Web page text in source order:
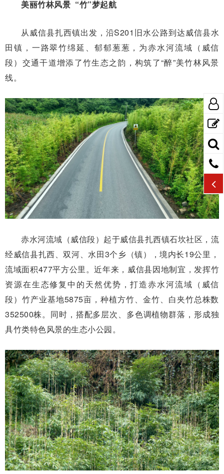
美丽竹林风景 “竹”梦起航
从威信县扎西镇出发，沿S201旧水公路到达威信县水
田镇，一路翠竹绵延、郁郁葱葱，为赤水河流域（威信
段）交通干道增添了竹生态之韵，构筑了“醉”美竹林风景
线。
赤水河流域（威信段）起于威信县扎西镇石坎社区，流
经威信县扎西、双河、水田3个乡（镇），境内长19公里，
流域面积477平方公里。近年来，威信县因地制宜，发挥竹
资源在生态修复中的天然优势，打造赤水河流域（威信
段）竹产业基地5875亩，种植方竹、金竹、白夹竹总株数
352500株。同时，搭配多层次、多色调植物群落，形成独
具竹类特色风景的生态小公园。